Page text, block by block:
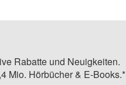
Rabatte und Neuigkeiten.
Mio. Hörbücher & E-Books.*